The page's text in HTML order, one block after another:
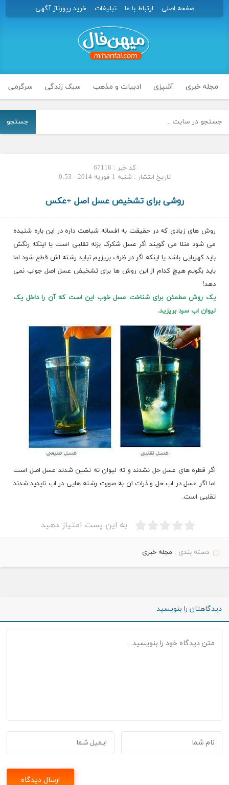
صفحه اصلی ارتباط با ما تبلیغات خرید رپورتاژ آگهی
مجله خبری آشپزی ادبیات و مذهب سبک زندگی سرگرمی
جستجو
کد خبر : 67116
تاریخ انتشار : شنبه 1 فوریه 2014 - 0:53
روشی برای تشخیص عسل اصل +عکس
روش های زیادی که در حقیقت به افسانه شباهت داره در این باره شنیده
می شود منلا می گویند اگر عسل شکرک بزنه تقلبی است یا اینکه رنگش
باید کهربایی باشد یا اینکه اگر در ظرف بریزیم نباید رشته اش قطع شود اما
باید بگویم هیچ کدام از این روش ها برای تشخیض عسل اصل جواب نمی
دهد!
یک روش مطمئن برای شناخت عسل خوب این است که آن را داخل یک
لیوان اب سرد بریزید.
اگر قطره های عسل حل نشدند و ته لیوان ته نشین شدند عسل اصل است
اما اگر عسل در اب حل و ذرات ان به صورت رشته هایی در اب ناپدید شدند
تقلبی است.
به این پست امتیاز دهید
دسته بندی : مجله خبری
دیدگاهتان را بنویسید